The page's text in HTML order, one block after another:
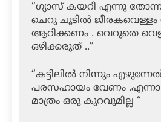
“ഗ്യാസ് കയറി എന്നു
ചെറു ചൂടിൽ ജീരകവെള്ളം
ആറിക്കണം . വെറുതെ
ഒഴിക്കരുത് ..”
“കട്ടിലിൽ നിന്നും
പരസഹായം വേണം
മാത്രം ഒരു കുറവുമില്ല “